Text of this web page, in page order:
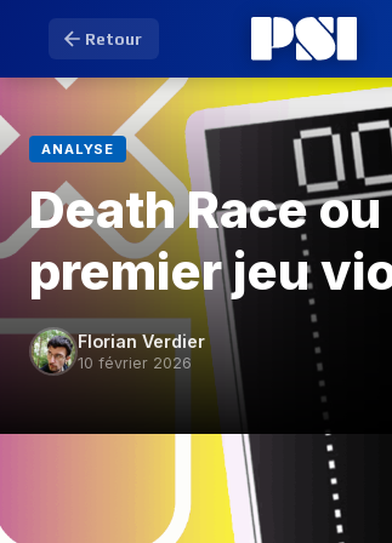
Retour
ANALYSE
Death Race
premier jeu
Florian Verdier
10 février 2026